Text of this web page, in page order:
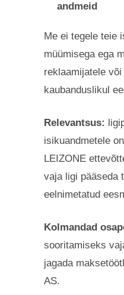
andmeid
Me ei tegele teie
müümisega ega
reklaamijatele
kaubanduslikul
Relevantsus:
isikuandmetele
LEIZONE
vaja ligi pääseda
eelnimetatud
Kolmandad
sooritamiseks
jagada
AS.